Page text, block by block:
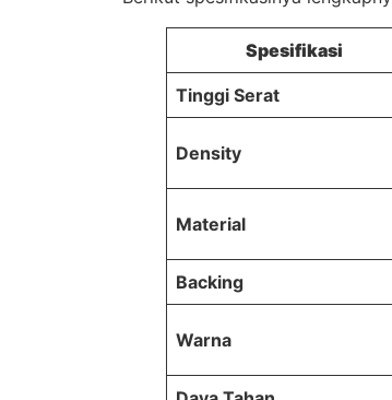
Spesifikasi
Tinggi Serat
Density
Material
Backing
Warna